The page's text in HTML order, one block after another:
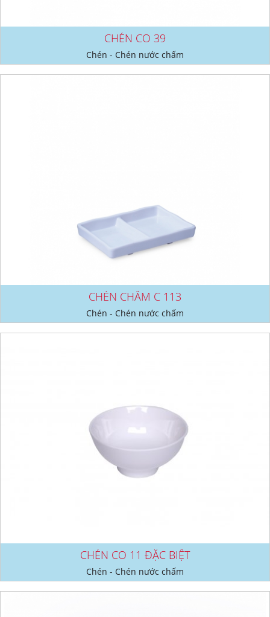
CHÉN CO 39
Chén - Chén nước chấm
CHÉN CHẤM C 113
Chén - Chén nước chấm
CHÉN CO 11 ĐẶC BIỆT
Chén - Chén nước chấm